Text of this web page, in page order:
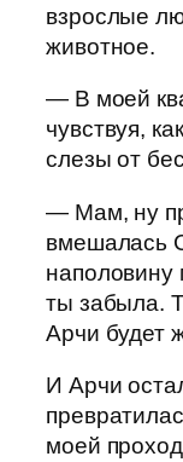
взрослые
животное.
— В моей
чувствуя,
слезы от
— Мам, ну
вмешалась
наполовину
ты забыла.
Арчи будет
И Арчи
моей